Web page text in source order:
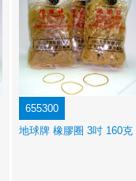
655300
地球牌 橡膠圈 3吋 160克